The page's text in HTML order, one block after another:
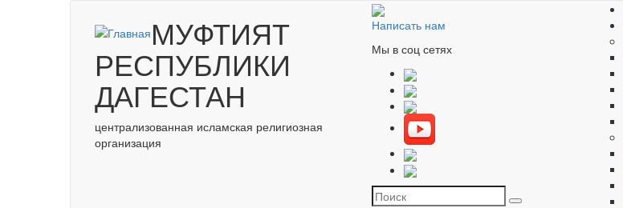
МУФТИЯТ
РЕСПУБЛИКИ
ДАГЕСТАН
централизованная исламская религиозная
организация
Написать нам
Мы в соц сетях